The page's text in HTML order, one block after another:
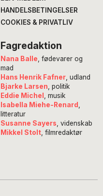
HANDELSBETINGELSER
COOKIES & PRIVATLIV
Fagredaktion
Nana Balle, fødevarer og
mad
Hans Henrik Fafner, udland
Bjarke Larsen, politik
Eddie Michel , musik
Isabella Miehe-Renard ,
litteratur
Susanne Sayers, videnskab
Mikkel Stolt, filmredaktør